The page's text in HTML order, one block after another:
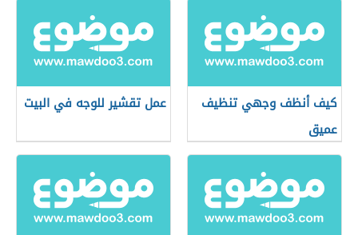
كيف أنظف وجهي تنظيف
عميق
عمل تقشير للوجه في البيت